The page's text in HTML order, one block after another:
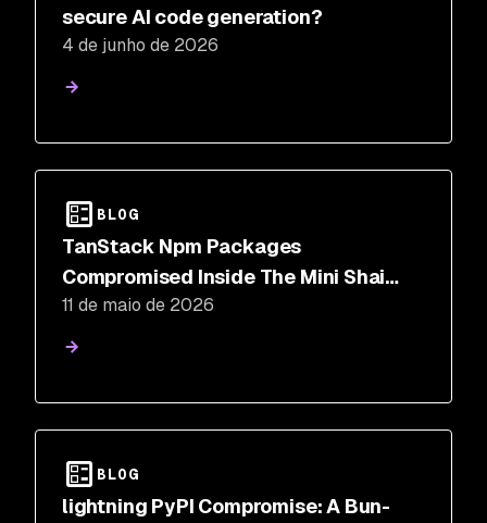
secure AI code generation?
4 de junho de 2026
BLOG
TanStack Npm Packages
Compromised Inside The Mini Shai
Hulud Supply Chain Attack
11 de maio de 2026
BLOG
lightning PyPI Compromise: A Bun-